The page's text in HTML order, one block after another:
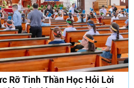
Rỡ Tinh Thần Học Hỏi Lời